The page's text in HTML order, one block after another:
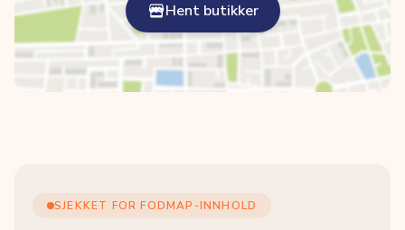
Hent butikker
SJEKKET FOR FODMAP-INNHOLD